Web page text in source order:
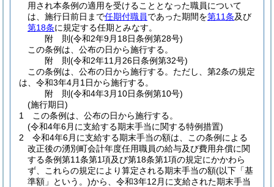
用され本条例の適用を受けることとなった職員について
は、施行日前日まで任期付職員であった期間を第11条及び
第18条に規定する任期とみなす。
附 則(令和2年9月18日条例第28号)
この条例は、公布の日から施行する。
附 則(令和2年11月26日条例第32号)
この条例は、公布の日から施行する。 ただし、第2条の規定
は、令和3年4月1日から施行する。
附 則(令和4年3月10日条例第10号)
(施行期日)
1
この条例は、公布の日から施行する。
(令和4年6月に支給する期末手当に関する特例措置)
2
令和4年6月に支給する期末手当の額は、この条例による
改正後の湧別町会計年度任用職員の給与及び費用弁償に関
する条例第11条第1項及び第18条第1項の規定にかかわら
ず、これらの規定により算定される期末手当の額(以下「基
準額」という。)から、令和3年12月に支給された期末手当